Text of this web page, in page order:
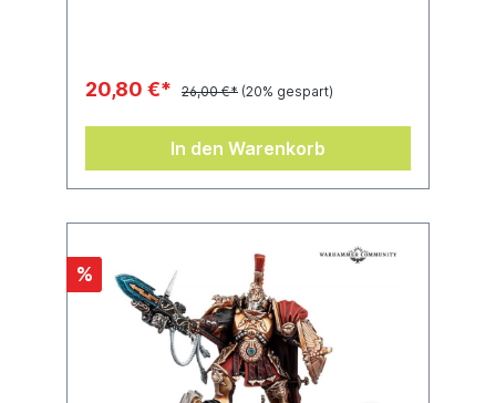
20,80 €* 26,00 €* (20% gespart)
In den Warenkorb
%